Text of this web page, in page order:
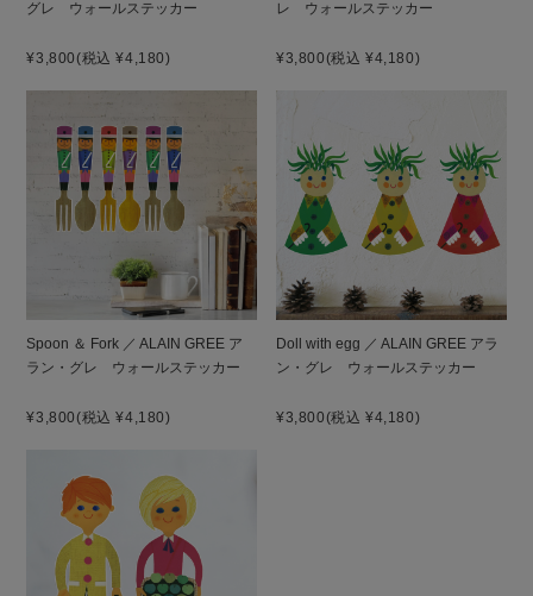
グレ ウォールステッカー
¥3,800(税込 ¥4,180)
レ ウォールステッカー
¥3,800(税込 ¥4,180)
Spoon ＆ Fork ／ ALAIN GREE ア
ラン・グレ ウォールステッカー
¥3,800(税込 ¥4,180)
Doll with egg ／ ALAIN GREE アラ
ン・グレ ウォールステッカー
¥3,800(税込 ¥4,180)